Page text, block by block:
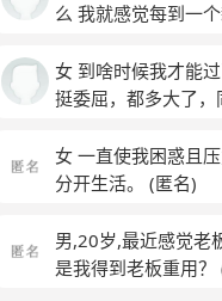
么 我就感觉每到一
什么 日常生活中 我
释自己的内向男人
他的学习 和女生说
家 说一起看电视 他
女 到啥时候我才能
挺委屈，都多大了，
也不知道啥叫真正
两个人之间选择让
人下半生吃斋念佛
家人于不顾，不尽孝
女 一直使我困惑且
分开生活。 (匿名)
男,20岁,最近感觉老
是我得到老板重用？